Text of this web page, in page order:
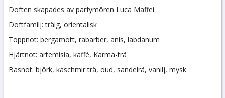
Doften skapades av parfymören Luca Maffei.
Doftfamilj: träig, orientalisk
Toppnot: bergamott, rabarber, anis, labdanum
Hjärtnot: artemisia, kaffé, Karma-trä
Basnot: björk, kaschmir trä, oud, sandelrä, vanilj, mysk